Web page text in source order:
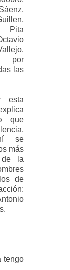
Pita
por
las
esta
que
se
más
de la
de
tengo